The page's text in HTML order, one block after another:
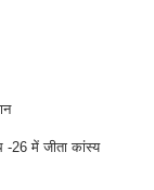
-26 में जीता कांस्य